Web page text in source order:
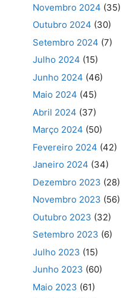
Novembro 2024 (35)
Outubro 2024 (30)
Setembro 2024 (7)
Julho 2024 (15)
Junho 2024 (46)
Maio 2024 (45)
Abril 2024 (37)
Março 2024 (50)
Fevereiro 2024 (42)
Janeiro 2024 (34)
Dezembro 2023 (28)
Novembro 2023 (56)
Outubro 2023 (32)
Setembro 2023 (6)
Julho 2023 (15)
Junho 2023 (60)
Maio 2023 (61)